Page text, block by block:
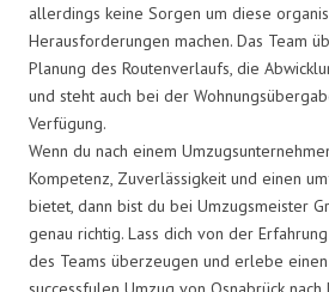
allerdings keine Sorgen um diese
Herausforderungen machen. Das Team
Planung des Routenverlaufs, die
und steht auch bei der
Verfügung.
Wenn du nach einem
Kompetenz, Zuverlässigkeit und einen
bietet, dann bist du bei Umzugsmeister
genau richtig. Lass dich von der
des Teams überzeugen und erlebe